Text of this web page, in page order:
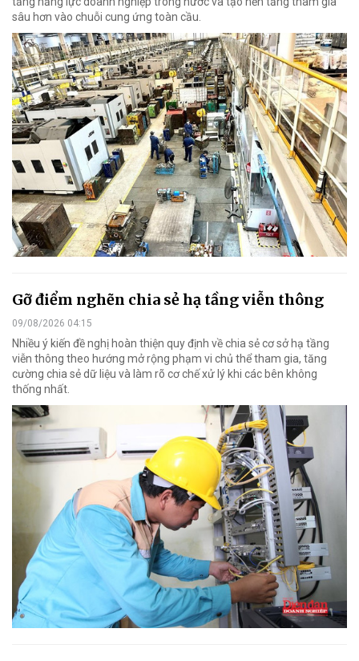
sâu hơn vào chuỗi cung ứng toàn cầu.
Gỡ điểm nghẽn chia sẻ hạ tầng viễn thông
09/08/2026 04:15
Nhiều ý kiến đề nghị hoàn thiện quy định về chia sẻ cơ sở hạ tầng
viễn thông theo hướng mở rộng phạm vi chủ thể tham gia, tăng
cường chia sẻ dữ liệu và làm rõ cơ chế xử lý khi các bên không
thống nhất.